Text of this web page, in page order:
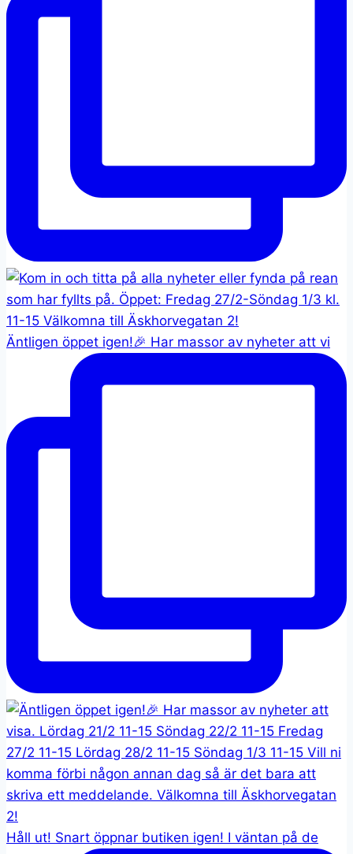
Äntligen öppet igen!🎉 Har massor av nyheter att vi
Håll ut! Snart öppnar butiken igen! I väntan på de